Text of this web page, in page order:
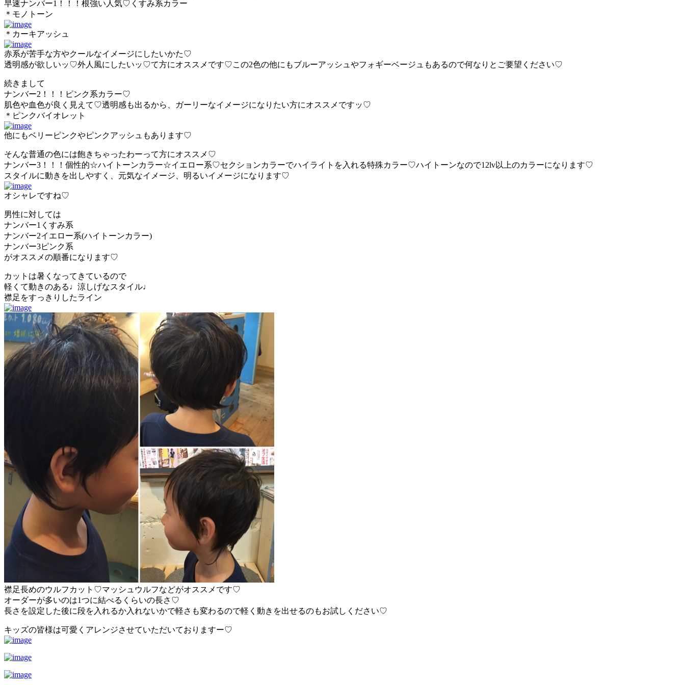
早速ナンバー1！！！根強い人気♡くすみ系カラー
＊モノトーン
＊カーキアッシュ
赤系が苦手な方やクールなイメージにしたいかた♡
透明感が欲しいッ♡外人風にしたいッ♡て方にオススメです♡この2色の他にもブルーアッシュやフォギーベージュもあるので何なりとご要望ください♡
続きまして
ナンバー2！！！ピンク系カラー♡
肌色や血色が良く見えて♡透明感も出るから、ガーリーなイメージになりたい方にオススメですッ♡
＊ピンクバイオレット
他にもベリーピンクやピンクアッシュもあります♡
そんな普通の色には飽きちゃったわーって方にオススメ♡
ナンバー3！！！個性的☆ハイトーンカラー☆イエロー系♡セクションカラーでハイライトを入れる特殊カラー♡ハイトーンなので12lv以上のカラーになります♡
スタイルに動きを出しやすく、元気なイメージ、明るいイメージになります♡
オシャレですね♡
男性に対しては
ナンバー1くすみ系
ナンバー2イエロー系(ハイトーンカラー)
ナンバー3ピンク系
がオススメの順番になります♡
カットは暑くなってきているので
軽くて動きのある♩涼しげなスタイル♩
襟足をすっきりしたライン
襟足長めのウルフカット♡マッシュウルフなどがオススメです♡
オーダーが多いのは1つに結べるくらいの長さ♡
長さを設定した後に段を入れるか入れないかで軽さも変わるので軽く動きを出せるのもお試しください♡
キッズの皆様は可愛くアレンジさせていただいておりますー♡